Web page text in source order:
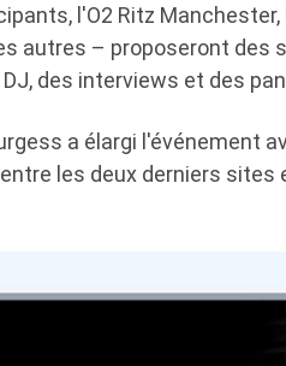
l'O2 Ritz
autres – proposeront des
des interviews et des
a élargi l'événement
les deux derniers sites